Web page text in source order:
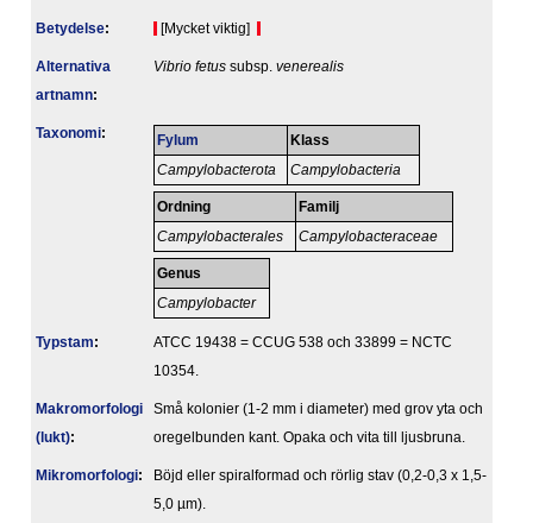
Betydelse: [Mycket viktig]
Alternativa
artnamn:
Vibrio fetus subsp. venerealis
Taxonomi: Fylum
Campylobacterota
Klass
Campylobacteria
Ordning
Campylobacterales
Familj
Campylobacteraceae
Genus
Campylobacter
Typstam:
ATCC 19438 = CCUG 538 och 33899 = NCTC
10354.
Makromorfologi
(lukt):
Små kolonier (1-2 mm i diameter) med grov yta och
oregelbunden kant. Opaka och vita till ljusbruna.
Mikromorfologi:
Böjd eller spiralformad och rörlig stav (0,2-0,3 x 1,5-
5,0 µm).